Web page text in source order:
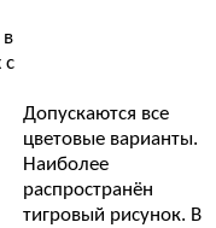
в
с
Допускаются все
цветовые варианты.
Наиболее
распространён
тигровый рисунок. В